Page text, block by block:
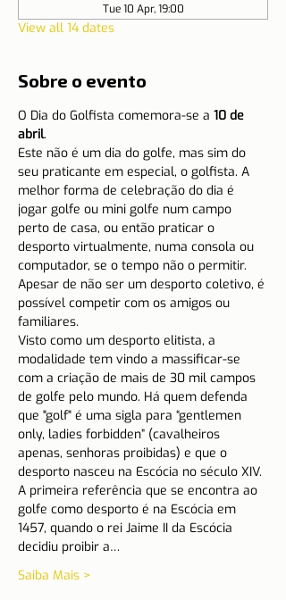
Tue 10 Apr, 19:00
View all 14 dates
Sobre o evento
O Dia do Golfista comemora-se a 10 de
abril.
Este não é um dia do golfe, mas sim do
seu praticante em especial, o golfista. A
melhor forma de celebração do dia é
jogar golfe ou mini golfe num campo
perto de casa, ou então praticar o
desporto virtualmente, numa consola ou
computador, se o tempo não o permitir.
Apesar de não ser um desporto coletivo, é
possível competir com os amigos ou
familiares.
Visto como um desporto elitista, a
modalidade tem vindo a massificar-se
com a criação de mais de 30 mil campos
de golfe pelo mundo. Há quem defenda
que "golf" é uma sigla para “gentlemen
only, ladies forbidden” (cavalheiros
apenas, senhoras proibidas) e que o
desporto nasceu na Escócia no século XIV.
A primeira referência que se encontra ao
golfe como desporto é na Escócia em
1457, quando o rei Jaime II da Escócia
decidiu proibir a…
Saiba Mais >